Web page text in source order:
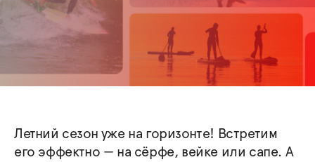
Летний сезон уже на горизонте! Встретим
его эффектно — на сёрфе, вейке или сапе. А